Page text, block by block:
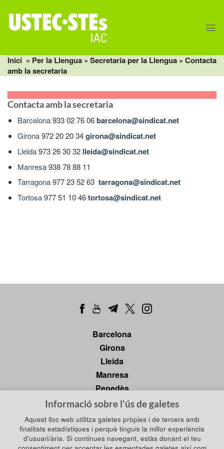
content
Inici » Per la Llengua » Secretaria per la Llengua » Contacta
amb la secretaria
Contacta amb la secretaria
Barcelona933 02 76 06barcelona@sindicat.net
Girona972 20 20 34girona@sindicat.net
Lleida973 26 30 32 lleida@sindicat.net
Manresa938 78 88 11
Tarragona977 23 52 63 tarragona@sindicat.net
Tortosa977 51 10 46tortosa@sindicat.net
Barcelona
Girona
Lleida
Manresa
Penedès
Tarragona
Tortosa
Informació sobre l'ús de galetes
Aquest lloc web utilitza galetes pròpies i de tercers amb
finalitats estadístiques i perquè tinguis la millor experiència
d'usuari/ària. Si continues navegant, estàs donant el teu